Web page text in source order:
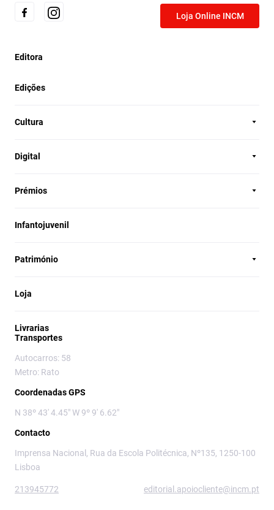
Loja Online INCM
Editora
Edições
Cultura
Digital
Prémios
Infantojuvenil
Património
Loja
Livrarias
Transportes
Autocarros: 58
Metro: Rato
Coordenadas GPS
N 38º 43' 4.45" W 9º 9' 6.62"
Contacto
Imprensa Nacional, Rua da Escola Politécnica, Nº135, 1250-100
Lisboa
213945772 editorial.apoiocliente@incm.pt